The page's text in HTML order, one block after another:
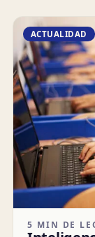
ACTUALIDAD
5 MIN DE